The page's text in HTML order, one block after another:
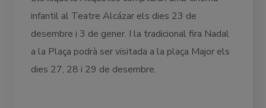
infantil al Teatre Alcázar els dies 23 de
desembre i 3 de gener. I la tradicional fira Nadal
a la Plaça podrà ser visitada a la plaça Major els
dies 27, 28 i 29 de desembre.